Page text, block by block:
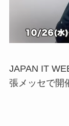
JAPAN IT
張メッセで開